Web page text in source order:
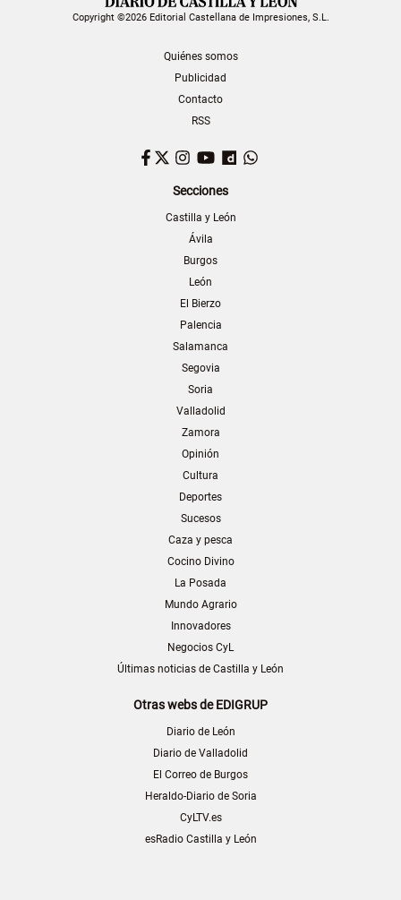
Copyright ©2026 Editorial Castellana de Impresiones, S.L.
Quiénes somos
Publicidad
Contacto
RSS
Facebook
TwitterInstagram
YouTubeDailymotion
Secciones
Castilla y León
Ávila
Burgos
León
El Bierzo
Palencia
Salamanca
Segovia
Soria
Valladolid
Zamora
Opinión
Cultura
Deportes
Sucesos
Caza y pesca
Cocino Divino
La Posada
Mundo Agrario
Innovadores
Negocios CyL
Últimas noticias de Castilla y León
Otras webs de EDIGRUP
Diario de León
Diario de Valladolid
El Correo de Burgos
Heraldo-Diario de Soria
CyLTV.es
esRadio Castilla y León